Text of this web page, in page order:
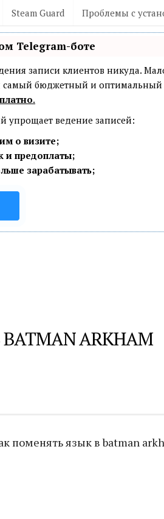
Steam Guard Проблемы с
Telegram-боте
записи клиентов никуда.
самый бюджетный и оптимальный
.
упрощает ведение записей:
о визите;
и предоплаты;
зарабатывать;
ARKHAM
поменять язык в batman